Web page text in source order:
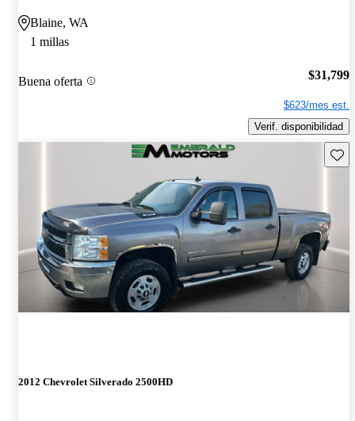
Blaine, WA
1 millas
Buena oferta $31,799
$623/mes est.
Verif. disponibilidad
2012 Chevrolet Silverado 2500HD